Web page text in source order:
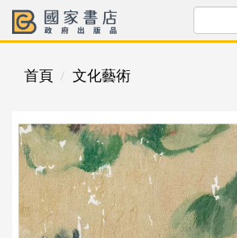
首頁 文化藝術